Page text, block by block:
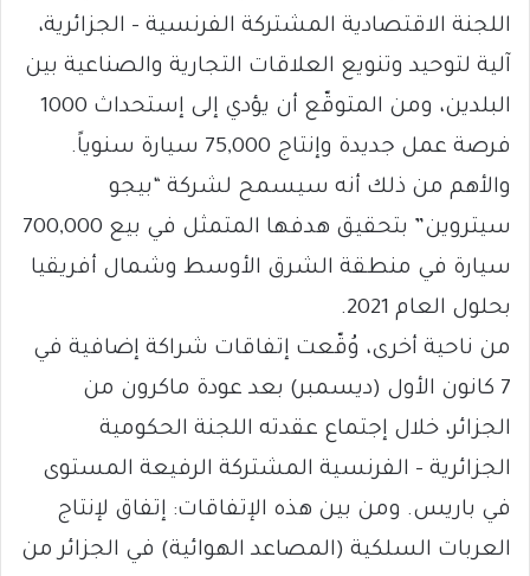
اللجنة الاقتصادية المشتركة الفرنسية – الجزائرية،
آلية لتوحيد وتنويع العلاقات التجارية والصناعية بين
البلدين، ومن المتوقّع أن يؤدي إلى إستحداث 1000
فرصة عمل جديدة وإنتاج 75,000 سيارة سنوياً.
والأهم من ذلك أنه سيسمح لشركة “بيجو
سيتروين” بتحقيق هدفها المتمثل في بيع 700,000
سيارة في منطقة الشرق الأوسط وشمال أفريقيا
بحلول العام 2021.
من ناحية أخرى، وُقّعت إتفاقات شراكة إضافية في
7 كانون الأول (ديسمبر) بعد عودة ماكرون من
الجزائر، خلال إجتماع عقدته اللجنة الحكومية
الجزائرية – الفرنسية المشتركة الرفيعة المستوى
في باريس. ومن بين هذه الإتفاقات: إتفاق لإنتاج
العربات السلكية (المصاعد الهوائية) في الجزائر من